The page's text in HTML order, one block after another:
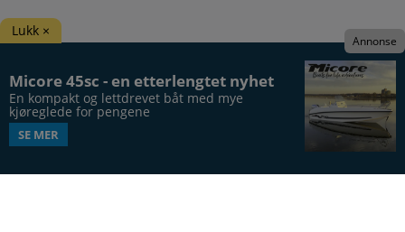
Micore 45sc - en etterlengtet nyhet
En kompakt og lettdrevet båt med mye
kjøreglede for pengene
SE MER
Annonse
Lukk ×